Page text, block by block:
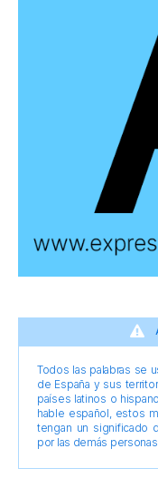
Todos las palabras se
de España y sus
países latinos o
hable español, estos
tengan un significado
por las demás personas